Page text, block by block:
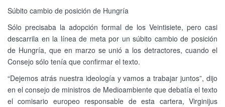
Súbito cambio de posición de Hungría
Sólo precisaba la adopción formal de los Veintisiete, pero casi
descarrila en la línea de meta por un súbito cambio de posición
de Hungría, que en marzo se unió a los detractores, cuando el
Consejo sólo tenía que confirmar el texto.
“Dejemos atrás nuestra ideología y vamos a trabajar juntos”, dijo
en el consejo de ministros de Medioambiente que debatía el texto
el comisario europeo responsable de esta cartera, Virginijus